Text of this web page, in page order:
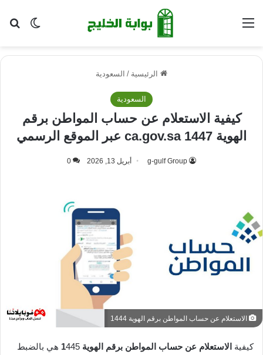
الوضع القائمة
الرئيسية / السعودية
السعودية
كيفية الاستعلام عن حساب المواطن برقم
الهوية 1447 ca.gov.sa عبر الموقع الرسمي
g-gulf Group أبريل 13, 2026 0
الاستعلام عن حساب المواطن برقم الهوية 1444
كيفية الاستعلام عن حساب المواطن برقم الهوية 1
445 هي بالضبط